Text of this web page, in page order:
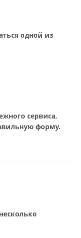
одной из
сервиса,
форму.